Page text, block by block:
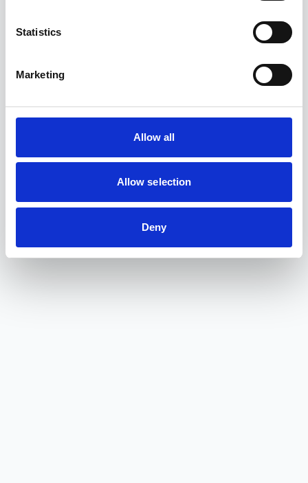
Statistics
Marketing
Allow all
Allow selection
Deny
Sortimentet präglas av en hög kvalitet till konkurrenskraftiga
priser. Flexibilitetenvid nybeställning är också näst intill utan